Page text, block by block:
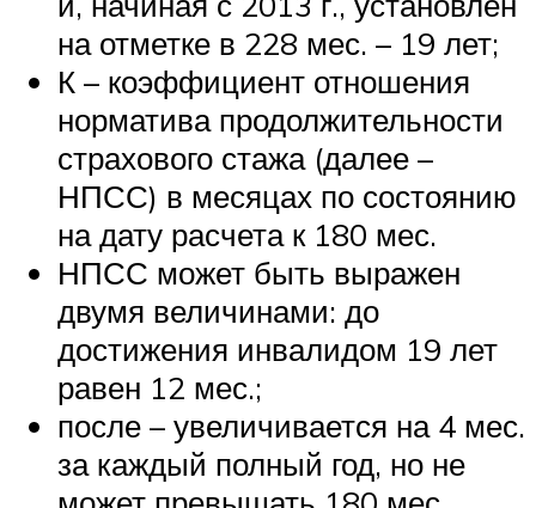
на отметке в 228 мес. – 19 лет;
К – коэффициент отношения
норматива продолжительности
страхового стажа (далее –
НПСС) в месяцах по состоянию
на дату расчета к 180 мес.
НПСС может быть выражен
двумя величинами: до
достижения инвалидом 19 лет
равен 12 мес.;
после – увеличивается на 4 мес.
за каждый полный год, но не